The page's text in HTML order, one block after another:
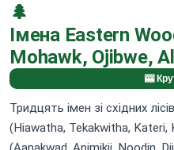
🌲
Імена Eastern
Mohawk, Ojibwe,
🎰
Тридцять імен зі східних
(Hiawatha, Tekakwitha, Kateri,